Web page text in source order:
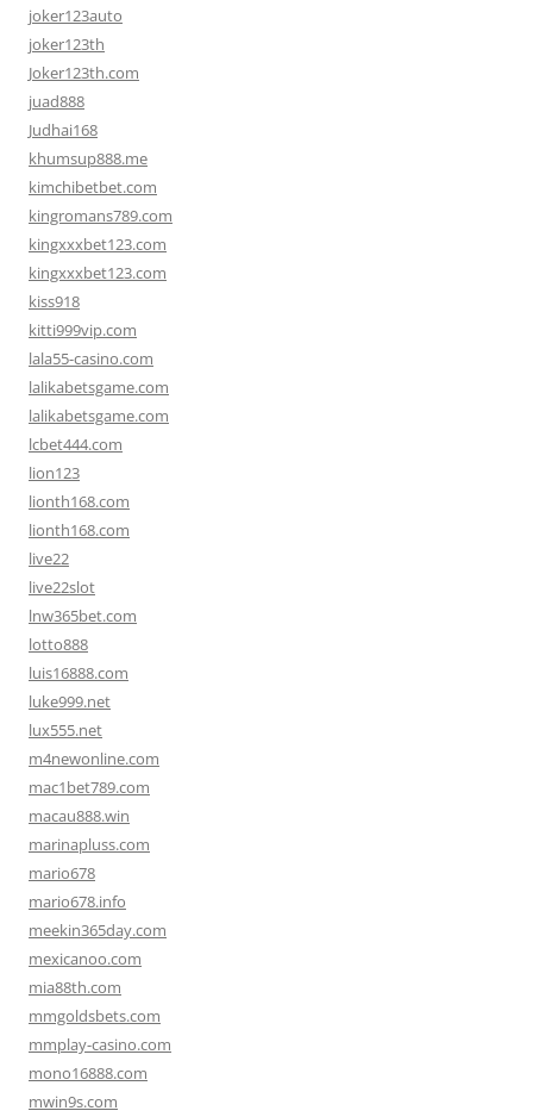
joker123auto
joker123th
Joker123th.com
juad888
Judhai168
khumsup888.me
kimchibetbet.com
kingromans789.com
kingxxxbet123.com
kingxxxbet123.com
kiss918
kitti999vip.com
lala55-casino.com
lalikabetsgame.com
lalikabetsgame.com
lcbet444.com
lion123
lionth168.com
lionth168.com
live22
live22slot
lnw365bet.com
lotto888
luis16888.com
luke999.net
lux555.net
m4newonline.com
mac1bet789.com
macau888.win
marinapluss.com
mario678
mario678.info
meekin365day.com
mexicanoo.com
mia88th.com
mmgoldsbets.com
mmplay-casino.com
mono16888.com
mwin9s.com